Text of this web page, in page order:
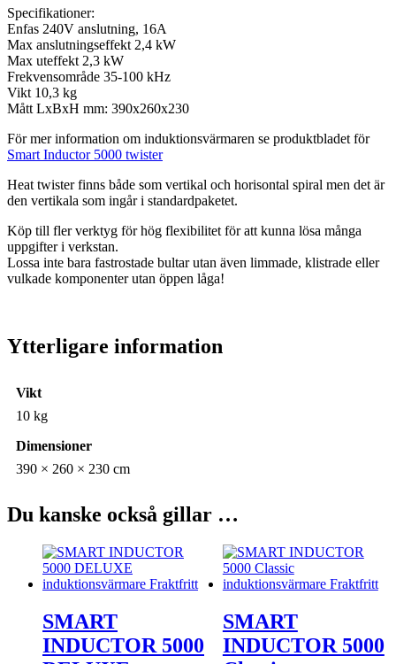
Specifikationer:
Enfas 240V anslutning, 16A
Max anslutningseffekt 2,4 kW
Max uteffekt 2,3 kW
Frekvensområde 35-100 kHz
Vikt 10,3 kg
Mått LxBxH mm: 390x260x230
För mer information om induktionsvärmaren se produktbladet för
Smart Inductor 5000 twister
Heat twister finns både som vertikal och horisontal spiral men det är
den vertikala som ingår i standardpaketet.
Köp till fler verktyg för hög flexibilitet för att kunna lösa många
uppgifter i verkstan.
Lossa inte bara fastrostade bultar utan även limmade, klistrade eller
vulkade komponenter utan öppen låga!
Ytterligare information
Vikt
10 kg
Dimensioner
390 × 260 × 230 cm
Du kanske också gillar …
SMART
INDUCTOR 5000
SMART
INDUCTOR 5000